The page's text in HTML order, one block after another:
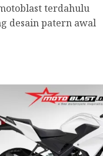
terdahulu
desain patern awal